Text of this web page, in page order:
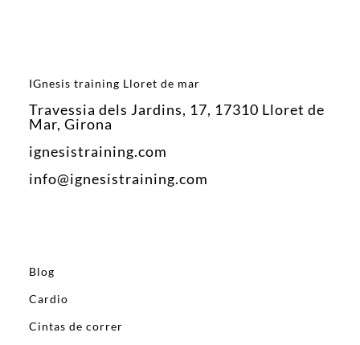
IGnesis training Lloret de mar
Travessia dels Jardins, 17, 17310 Lloret de
Mar, Girona
ignesistraining.com
info@ignesistraining.com
Blog
Cardio
Cintas de correr